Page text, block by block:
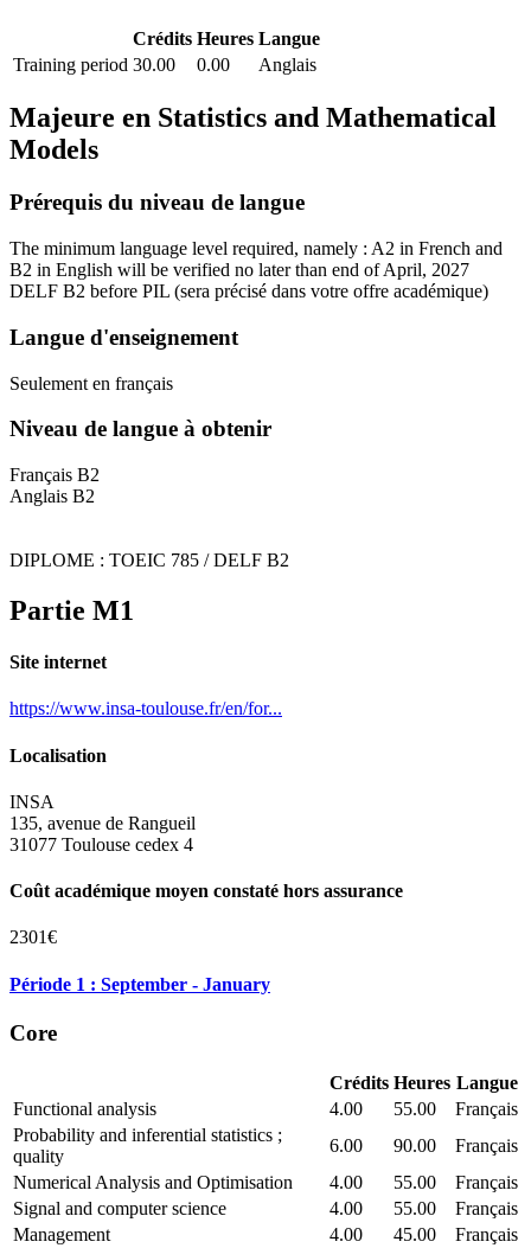
Crédits Heures Langue
Training period 30.00 0.00 Anglais
Majeure en Statistics and Mathematical
Models
Prérequis du niveau de langue
The minimum language level required, namely : A2 in French and
B2 in English will be verified no later than end of April, 2027
DELF B2 before PIL (sera précisé dans votre offre académique)
Langue d'enseignement
Seulement en français
Niveau de langue à obtenir
Français B2
Anglais B2
DIPLOME : TOEIC 785 / DELF B2
Partie M1
Site internet
https://www.insa-toulouse.fr/en/for...
Localisation
INSA
135, avenue de Rangueil
31077 Toulouse cedex 4
Coût académique moyen constaté hors assurance
2301€
Période 1 : September - January
Core
Crédits Heures Langue
Functional analysis
4.00 55.00
Français
Probability and inferential statistics ;
quality
6.00 90.00
Français
Numerical Analysis and Optimisation
4.00 55.00
Français
Signal and computer science
4.00 55.00
Français
Management
4.00 45.00
Français